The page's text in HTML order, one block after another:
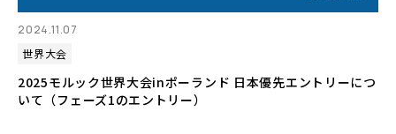
2024.11.07
世界大会
2025モルック世界大会inポーランド 日本優先エントリーにつ
いて（フェーズ1のエントリー）